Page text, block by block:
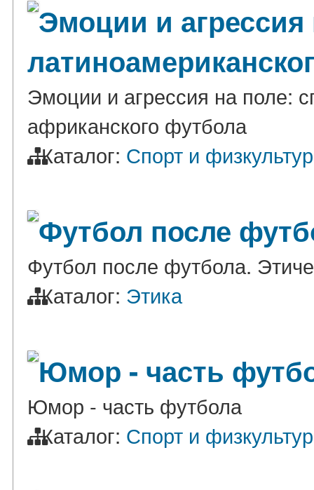
Эмоции и
Эмоции и агрессия на поле:
африканского футбола
Каталог: Спорт и
Футбол после
Футбол после футбола.
Каталог: Этика
Юмор - часть
Юмор - часть футбола
Каталог: Спорт и